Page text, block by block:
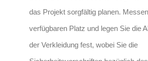
das Projekt sorgfältig planen.
verfügbaren Platz und legen Sie die
der Verkleidung fest, wobei Sie die